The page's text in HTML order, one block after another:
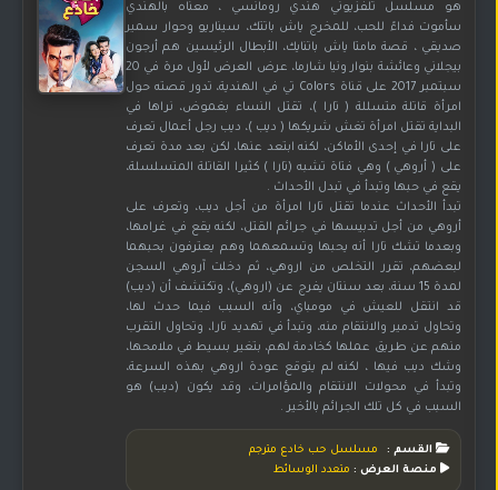
هو مسلسل تلفزيوني هندي رومانسي ، معناه بالهندي
سأموت فداءً للحب، للمخرج ياش باتتك، سيناريو وحوار سمير
صديقي ، قصة مامتا ياش باتنايك، الأبطال الرئيسين هم أرجون
بيجلاني وعائشة بنوار ونيا شارما، عرض العرض لأول مرة في 20
سبتمبر 2017 على قناة Colors تي في الهندية، تدور قصته حول
امرأة قاتلة متسللة ( تارا )، تقتل النساء بغموض، نراها في
البداية تقتل امرأة تغش شريكها ( ديب )، ديب رجل أعمال تعرف
على تارا في إحدى الأماكن، لكنه ابتعد عنها، لكن بعد مدة تعرف
على ( أروهي ) وهي فتاة تشبه (تارا ) كثيرا القاتلة المتسلسلة،
يقع في حبها وتبدأ في تبدل الأحداث .
تبدأ الأحداث عندما تقتل تارا امرأة من أجل ديب، وتعرف على
أروهي من أجل تدبيسها في جرائم القتل، لكنه يقع في غرامها،
وبعدما تشك تارا أنه يحبها وتسمعهما وهم يعترفون بحبهما
لبعضهم، تقرر التخلص من اروهي، ثم دخلت آروهي السجن
لمدة 15 سنة، بعد سنتان يفرج عن (اروهي)، وتكتشف أن (ديب)
قد انتقل للعيش في مومباي، وأنه السبب فيما حدث لها،
وتحاول تدمير والانتقام منه، وتبدأ في تهديد تارا، وتحاول التقرب
منهم عن طريق عملها كخادمة لهم، بتغير بسيط في ملامحها،
وشك ديب فيها ، لكنه لم يتوقع عودة اروهي بهذه السرعة،
وتبدأ في محولات الانتقام والمؤامرات، وقد يكون (ديب) هو
السبب في كل تلك الجرائم بالأخير .
القسم :
مسلسل حب خادع مترجم
منصة العرض : متعدد الوسائط